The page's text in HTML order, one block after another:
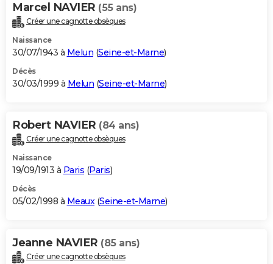
Marcel NAVIER (55 ans)
Créer une cagnotte obsèques
Naissance
30/07/1943 à Melun (Seine-et-Marne)
Décès
30/03/1999 à Melun (Seine-et-Marne)
Robert NAVIER (84 ans)
Créer une cagnotte obsèques
Naissance
19/09/1913 à Paris (Paris)
Décès
05/02/1998 à Meaux(Seine-et-Marne)
Jeanne NAVIER (85 ans)
Créer une cagnotte obsèques